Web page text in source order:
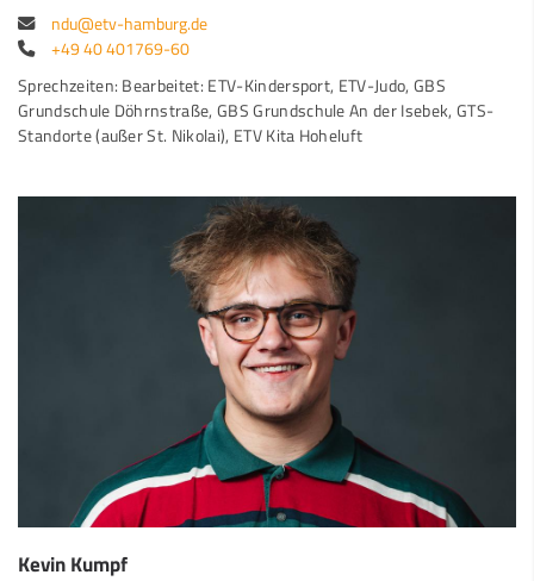
ndu@etv-hamburg.de
+49 40 401769-60
Sprechzeiten: Bearbeitet: ETV-Kindersport, ETV-Judo, GBS
Grundschule Döhrnstraße, GBS Grundschule An der Isebek, GTS-
Standorte (außer St. Nikolai), ETV Kita Hoheluft
Kevin Kumpf